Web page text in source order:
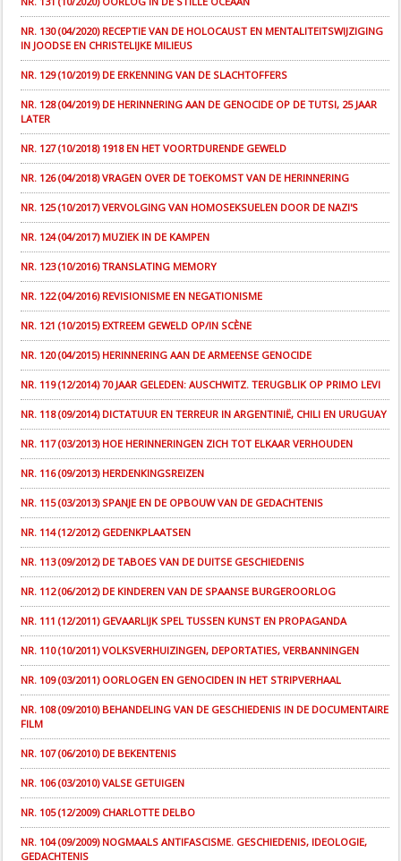
NR. 130 (04/2020) RECEPTIE VAN DE HOLOCAUST EN MENTALITEITSWIJZIGING
IN JOODSE EN CHRISTELIJKE MILIEUS
NR. 129 (10/2019) DE ERKENNING VAN DE SLACHTOFFERS
NR. 128 (04/2019) DE HERINNERING AAN DE GENOCIDE OP DE TUTSI, 25 JAAR
LATER
NR. 127 (10/2018) 1918 EN HET VOORTDURENDE GEWELD
NR. 126 (04/2018) VRAGEN OVER DE TOEKOMST VAN DE HERINNERING
NR. 125 (10/2017) VERVOLGING VAN HOMOSEKSUELEN DOOR DE NAZI'S
NR. 124 (04/2017) MUZIEK IN DE KAMPEN
NR. 123 (10/2016) TRANSLATING MEMORY
NR. 122 (04/2016) REVISIONISME EN NEGATIONISME
NR. 121 (10/2015) EXTREEM GEWELD OP/IN SCÈNE
NR. 120 (04/2015) HERINNERING AAN DE ARMEENSE GENOCIDE
NR. 119 (12/2014) 70 JAAR GELEDEN: AUSCHWITZ. TERUGBLIK OP PRIMO LEVI
NR. 118 (09/2014) DICTATUUR EN TERREUR IN ARGENTINIË, CHILI EN URUGUAY
NR. 117 (03/2013) HOE HERINNERINGEN ZICH TOT ELKAAR VERHOUDEN
NR. 116 (09/2013) HERDENKINGSREIZEN
NR. 115 (03/2013) SPANJE EN DE OPBOUW VAN DE GEDACHTENIS
NR. 114 (12/2012) GEDENKPLAATSEN
NR. 113 (09/2012) DE TABOES VAN DE DUITSE GESCHIEDENIS
NR. 112 (06/2012) DE KINDEREN VAN DE SPAANSE BURGEROORLOG
NR. 111 (12/2011) GEVAARLIJK SPEL TUSSEN KUNST EN PROPAGANDA
NR. 110 (10/2011) VOLKSVERHUIZINGEN, DEPORTATIES, VERBANNINGEN
NR. 109 (03/2011) OORLOGEN EN GENOCIDEN IN HET STRIPVERHAAL
NR. 108 (09/2010) BEHANDELING VAN DE GESCHIEDENIS IN DE DOCUMENTAIRE
FILM
NR. 107 (06/2010) DE BEKENTENIS
NR. 106 (03/2010) VALSE GETUIGEN
NR. 105 (12/2009) CHARLOTTE DELBO
NR. 104 (09/2009) NOGMAALS ANTIFASCISME. GESCHIEDENIS, IDEOLOGIE,
GEDACHTENIS